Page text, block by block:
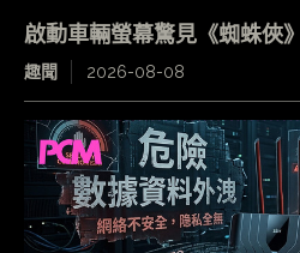
啟動車輛螢幕驚見《蜘蛛俠
趣聞 2026-08-08